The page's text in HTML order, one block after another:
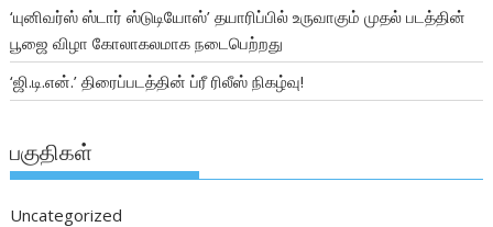
‘யுனிவர்ஸ் ஸ்டார் ஸ்டுடியோஸ்’ தயாரிப்பில் உருவாகும் முதல் படத்தின்
பூஜை விழா கோலாகலமாக நடைபெற்றது
‘ஜி.டி.என்.’ திரைப்படத்தின் ப்ரீ ரிலீஸ் நிகழ்வு!
பகுதிகள்
Uncategorized